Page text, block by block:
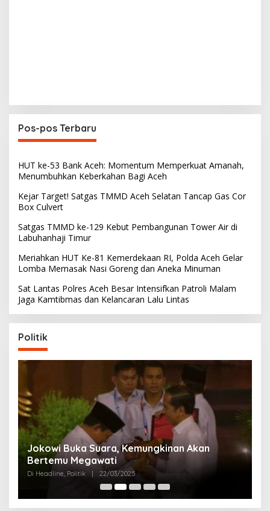
Pos-pos Terbaru
HUT ke-53 Bank Aceh: Momentum Memperkuat Amanah,
Menumbuhkan Keberkahan Bagi Aceh
Kejar Target! Satgas TMMD Aceh Selatan Tancap Gas Cor
Box Culvert
Satgas TMMD ke-129 Kebut Pembangunan Tower Air di
Labuhanhaji Timur
Meriahkan HUT Ke-81 Kemerdekaan RI, Polda Aceh Gelar
Lomba Memasak Nasi Goreng dan Aneka Minuman
Sat Lantas Polres Aceh Besar Intensifkan Patroli Malam
Jaga Kamtibmas dan Kelancaran Lalu Lintas
Politik
Partai Perjuangan Aceh Bangun Peran
Perempuan di Parlemen Aceh
Di Politik | 12/03/2025